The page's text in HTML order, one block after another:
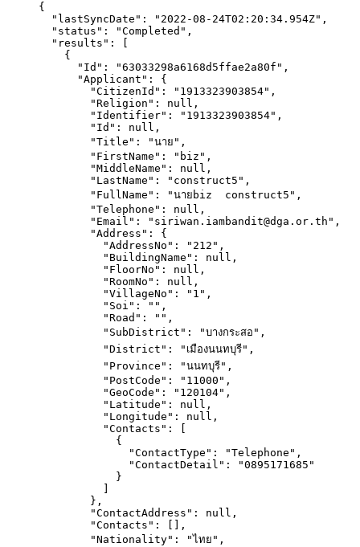
{
"lastSyncDate" : " 2022-08-24T02:20:34.954Z" ,
"status" : "Completed " ,
"results" : [
{
"Id" : "63033298a6168d5ffae2a80f " ,
"Applicant" : {
"CitizenId" : " 1913323903854" ,
"Religion" : null ,
"Identifier" : " 1913323903854" ,
"Id" : null ,
"Title" : "นาย " ,
"FirstName" : " biz " ,
"MiddleName" : null ,
"LastName" : " construct5 " ,
"FullName" : "นายbiz  construct5 " ,
"Telephone" : null ,
"Email" : " siriwan.iambandit@dga.or.th " ,
"Address" : {
"AddressNo" : " 212 " ,
"BuildingName" : null ,
"FloorNo" : null ,
"RoomNo" : null ,
"VillageNo" : " 1 " ,
"Soi" : "" ,
"Road" : "" ,
"SubDistrict" : "บางกระสอ " ,
"District" : " เมืองนนทบุรี" ,
"Province" : "นนทบุรี" ,
"PostCode" : " 11000 " ,
"GeoCode" : " 120104" ,
"Latitude" : null ,
"Longitude" : null ,
"Contacts" : [
{
"ContactType" : "Telephone " ,
"ContactDetail" : "0895171685 "
}
},
"ContactAddress" : null ,
"Contacts" : [],
"Nationality" : "ไทย " ,